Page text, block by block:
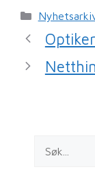
c
e
b
o
ai
l
Kategorier